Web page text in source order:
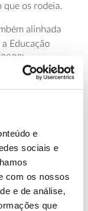
e
sociais e
com os nossos
e de análise,
que
os rodeia.
alinhada
Educação
que
para
com a